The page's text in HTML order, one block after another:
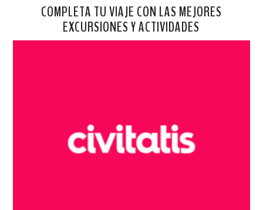
COMPLETA TU VIAJE CON LAS MEJORES
EXCURSIONES Y ACTIVIDADES